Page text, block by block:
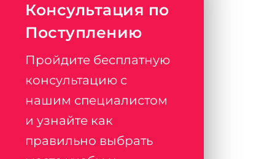
Консультация по
Поступлению
Пройдите бесплатную
консультацию с
нашим специалистом
и узнайте как
правильно выбрать